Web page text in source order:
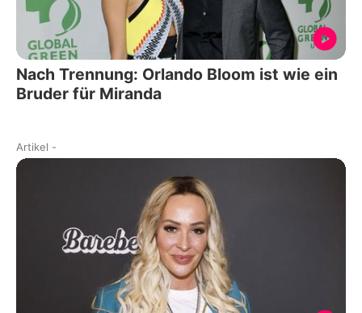
Nach Trennung: Orlando Bloom ist wie ein
Bruder für Miranda
Artikel -